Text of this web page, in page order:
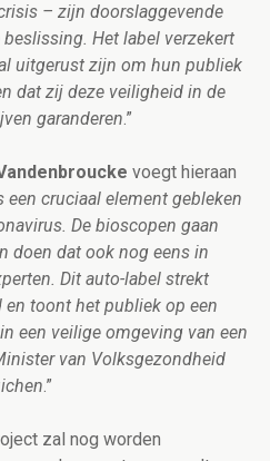
– zijn doorslaggevende
Het label verzekert
uitgerust zijn om hun publiek
dat zij deze veiligheid in de
garanderen.”
voegt hieraan
cruciaal element gebleken
De bioscopen gaan
doen dat ook nog eens in
Dit auto-label strekt
toont het publiek op een
een veilige omgeving van een
van Volksgezondheid
.”
zal nog worden